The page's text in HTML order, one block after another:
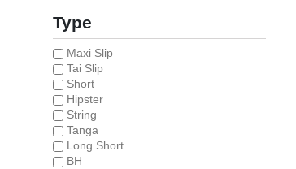
Type
Maxi Slip
Tai Slip
Short
Hipster
String
Tanga
Long Short
BH